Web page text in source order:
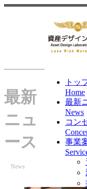
トッ
Home
最新
News
コン
事業
最新
ニュ
ース
News